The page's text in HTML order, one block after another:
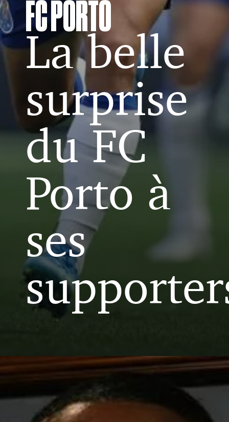
FC PORTO
La belle
surprise
du FC
Porto à
ses